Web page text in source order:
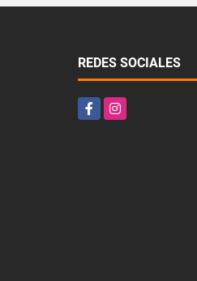
REDES SOCIALES
FacebookInstagram